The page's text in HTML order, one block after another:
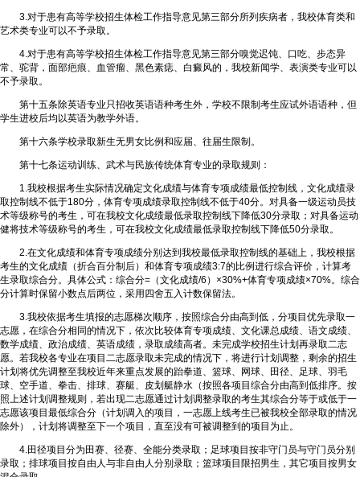
3.对于患有高等学校招生体检工作指导意见第三部分所列疾病者，我校体育类和
艺术类专业可以不予录取。
4.对于患有高等学校招生体检工作指导意见第三部分嗅觉迟饨、口吃、步态异
常、驼背，面部疤痕、血管瘤、黑色素痣、白癜风的，我校新闻学、表演类专业可以
不予录取。
第十五条除英语专业只招收英语语种考生外，学校不限制考生应试外语语种，但
学生进校后均以英语为教学外语。
第十六条学校录取新生无男女比例和应届、往届生限制。
第十七条运动训练、武术与民族传统体育专业的录取规则：
1.我校根据考生实际情况确定文化成绩与体育专项成绩最低控制线，文化成绩录
取控制线不低于180分，体育专项成绩录取控制线不低于40分。对具备一级运动员技
术等级称号的考生，可在我校文化成绩最低录取控制线下降低30分录取；对具备运动
健将技术等级称号的考生，可在我校文化成绩最低录取控制线下降低50分录取。
2.在文化成绩和体育专项成绩分别达到我校最低录取控制线的基础上，我校根据
考生的文化成绩（折合百分制后）和体育专项成绩3:7的比例进行综合评价，计算考
生录取综合分。具体公式：综合分=（文化成绩/6）×30%+体育专项成绩×70%。综合
分计算时保留小数点后两位，采用四舍五入计数保留法。
3.我校依据考生填报的志愿梯次顺序，按照综合分由高到低，分项目优先录取一
志愿，在综合分相同的情况下，依次比较体育专项成绩、文化课总成绩、语文成绩、
数学成绩、政治成绩、英语成绩，录取成绩高者。未完成学校招生计划再录取二志
愿。若我校各专业在项目二志愿录取未完成的情况下，将进行计划调整，剩余的招生
计划将优先调整至我校近年来重点发展的跆拳道、篮球、网球、田径、足球、羽毛
球、空手道、拳击、排球、赛艇、皮划艇静水（按照各项目综合分由高到低排序。按
照上述计划调整规则，若出现二志愿通过计划调整录取的考生其综合分等于或低于一
志愿该项目最低综合分（计划调入的项目，一志愿上线考生已被我校全部录取的情况
除外），计划将调整至下一个项目，直至没有可被调整到的项目为止。
4.田径项目分为田赛、径赛、全能分类录取；足球项目按非守门员与守门员分别
录取；排球项目按自由人与非自由人分别录取；篮球项目限招男生，其它项目按男女